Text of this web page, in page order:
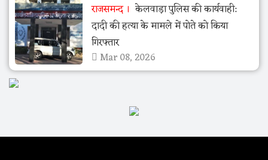
राजसमन्द
केलवाड़ा पुलिस की कार्यवाही:
दादी की हत्या के मामले में पोते को किया
गिरफ्तार
Mar 08, 2026